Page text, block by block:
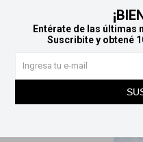
Entérate de las últimas
Suscribite y obtené